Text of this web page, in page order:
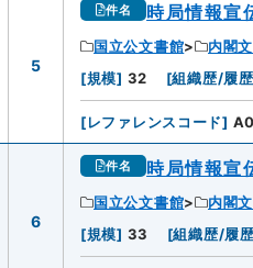
5
件名 時局情報宣
国立公文書館 内閣
[規模] 32 [組織歴/履歴
[レファレンスコード]
6
件名 時局情報宣
国立公文書館 内閣
[規模] 33 [組織歴/履歴